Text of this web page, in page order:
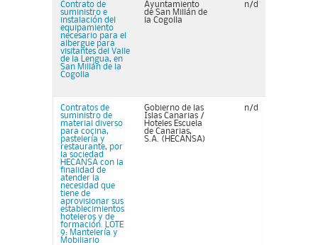
Contrato de
suministro e
instalación del
equipamiento
necesario para el
albergue para
visitantes del Valle
de la Lengua, en
San Millán de la
Cogolla
Ayuntamiento
de San Millán de
la Cogolla
n/d
Contratos de
suministro de
material diverso
para cocina,
pastelería y
restaurante, por
la sociedad
HECANSA con la
finalidad de
atender la
necesidad que
tiene de
aprovisionar sus
establecimientos
hoteleros y de
formación. LOTE
9: Mantelería y
Mobiliario
Gobierno de las
Islas Canarias /
Hoteles Escuela
de Canarias,
S.A. (HECANSA)
n/d